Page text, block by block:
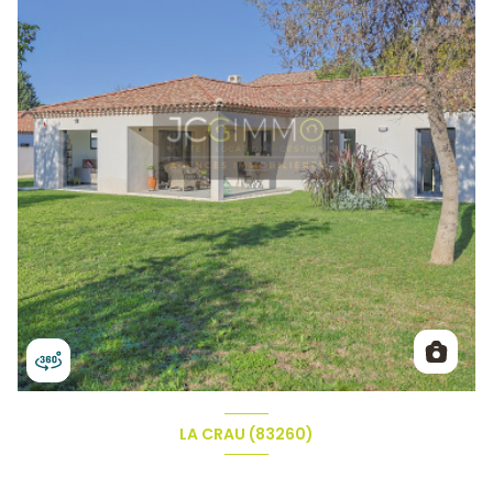
LA CRAU (83260)